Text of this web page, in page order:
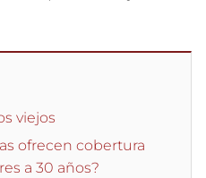
viejos
ofrecen cobertura
a 30 años?